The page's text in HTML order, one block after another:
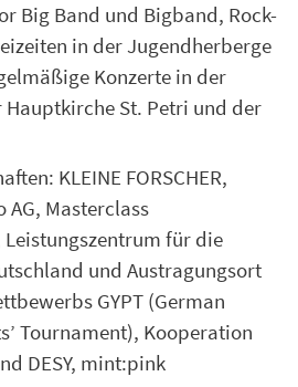
Big Band und Bigband, Rock-
in der Jugendherberge
Konzerte in der
Hauptkirche St. Petri und der
KLEINE FORSCHER,
AG, Masterclass
für die
und Austragungsort
GYPT (German
Tournament), Kooperation
DESY, mint:pink